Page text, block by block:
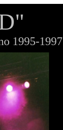
1995-1997